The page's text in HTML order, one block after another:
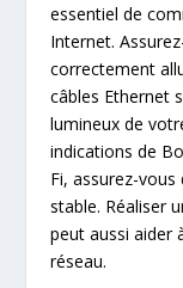
essentiel de
Internet.
correctement
câbles Ethernet
lumineux de
indications de
Fi, assurez-
stable. Réaliser
peut aussi aider
réseau.